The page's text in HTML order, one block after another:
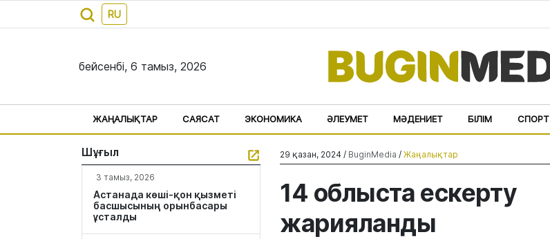
RU
бейсенбі, 6 тамыз, 2026
ЖАҢАЛЫҚТАР САЯСАТ ЭКОНОМИКА ӘЛЕУМЕТ МӘДЕНИЕТ БІЛІМ СПОРТ
Шұғыл
3 тамыз, 2026
Астанада көші-қон қызметі
басшысының орынбасары
ұсталды
29 қазан, 2024 / BuginMedia / Жаңалықтар
14 облыста ескерту
жарияланды